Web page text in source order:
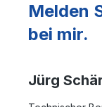
Melden
bei mir.
Jürg